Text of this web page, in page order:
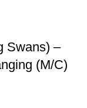
Swans) –
(M/C)